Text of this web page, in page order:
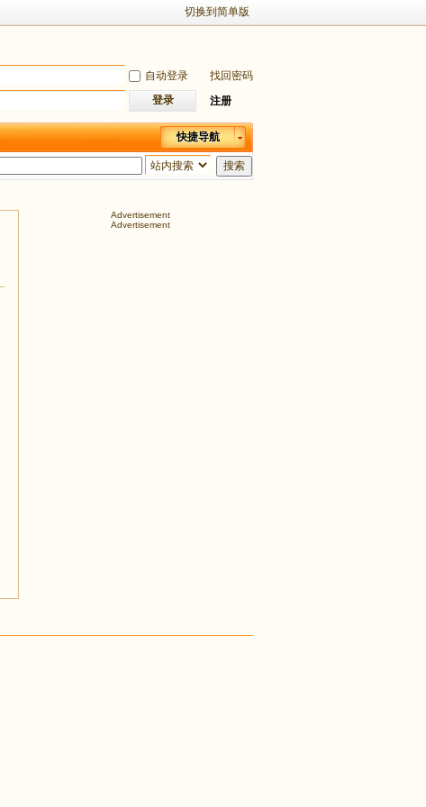
切换到简单版
自动登录
找回密码
登录 注册
快捷导航
搜索
Advertisement
Advertisement